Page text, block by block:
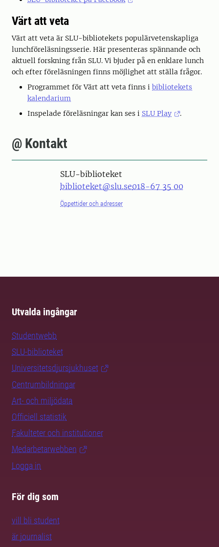
Värt att veta
Värt att veta är SLU-bibliotekets populärvetenskapliga
lunchföreläsningsserie. Här presenteras spännande och
aktuell forskning från SLU. Vi bjuder på en enklare lunch
och efter föreläsningen finns möjlighet att ställa frågor.
Programmet för Värt att veta finns i bibliotekets
kalendarium
Inspelade föreläsningar kan ses i SLU Play .
@ Kontakt
SLU-biblioteket
biblioteket@slu.se018-67 35 00
Öppettider och adresser
Utvalda ingångar
Studentwebb
SLU-biblioteket
Universitetsdjursjukhuset
Centrumbildningar
Art- och miljödata
Officiell statistik
Fakulteter och institutioner
Medarbetarwebben
Logga in
För dig som
vill bli student
är journalist